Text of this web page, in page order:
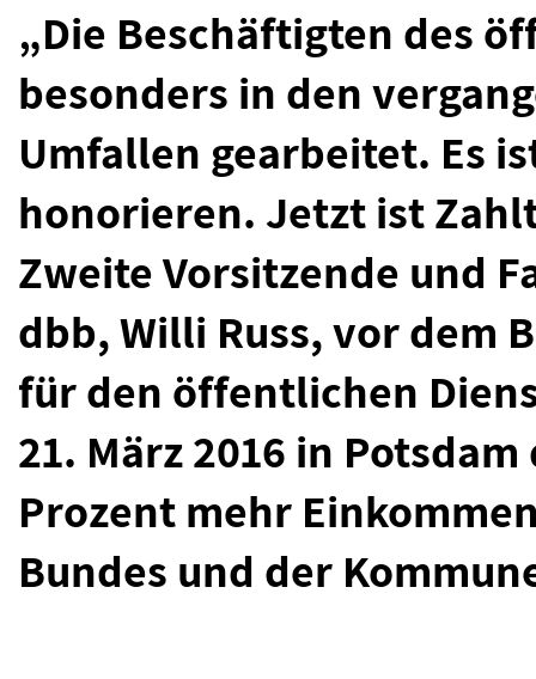
„Die Beschäftigten des
besonders in den
Umfallen gearbeitet. Es
honorieren. Jetzt ist
Zweite Vorsitzende und
dbb, Willi Russ, vor dem
für den öffentlichen
21. März 2016 in
Prozent mehr
Bundes und der